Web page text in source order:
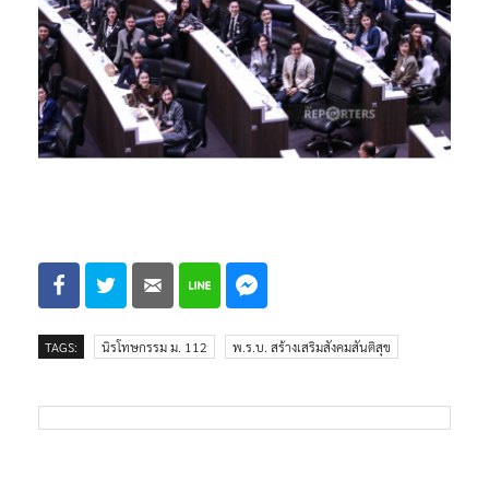
TAGS: นิรโทษกรรม ม. 112 พ.ร.บ. สร้างเสริมสังคมสันติสุข